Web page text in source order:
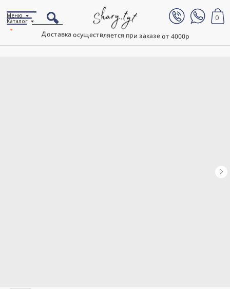
Доставка осуществляется при заказе от 4000р
0
Каталог
Меню